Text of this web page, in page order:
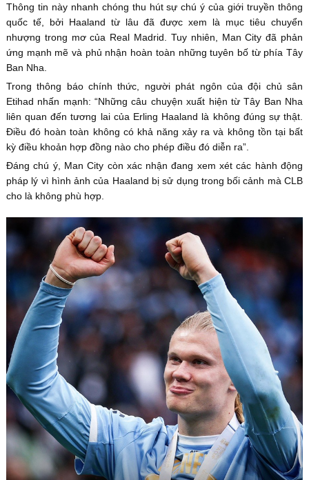
Thông tin này nhanh chóng thu hút sự chú ý của giới truyền thông
quốc tế, bởi Haaland từ lâu đã được xem là mục tiêu chuyển
nhượng trong mơ của Real Madrid. Tuy nhiên, Man City đã phản
ứng mạnh mẽ và phủ nhận hoàn toàn những tuyên bố từ phía Tây
Ban Nha.
Trong thông báo chính thức, người phát ngôn của đội chủ sân
Etihad nhấn mạnh: “Những câu chuyện xuất hiện từ Tây Ban Nha
liên quan đến tương lai của Erling Haaland là không đúng sự thật.
Điều đó hoàn toàn không có khả năng xảy ra và không tồn tại bất
kỳ điều khoản hợp đồng nào cho phép điều đó diễn ra”.
Đáng chú ý, Man City còn xác nhận đang xem xét các hành động
pháp lý vì hình ảnh của Haaland bị sử dụng trong bối cảnh mà CLB
cho là không phù hợp.